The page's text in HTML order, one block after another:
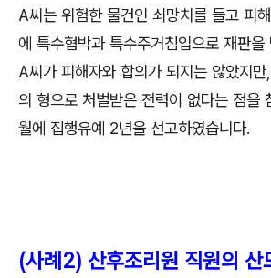
A씨는 위험한 물건인 쇠망치를 들고 피
에 특수협박과 특수주거침입으로 재판을
A씨가 피해자와 합의가 되지는 않았지만
의 형으로 처벌받은 전력이 없다는 점을
월에 집행유예 2년을 선고하였습니다.
(사례 2) 산후조리원 직원의 산